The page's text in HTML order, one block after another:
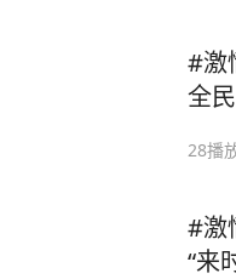
#激情省运
全民狂
28播
#激情省运
“来时礼遇